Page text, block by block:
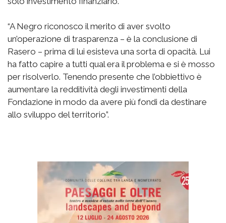
“A Negro riconosco il merito di aver svolto
un’operazione di trasparenza – è la conclusione di
Rasero – prima di lui esisteva una sorta di opacità. Lui
ha fatto capire a tutti qual era il problema e si è mosso
per risolverlo. Tenendo presente che l’obbiettivo è
aumentare la redditività degli investimenti della
Fondazione in modo da avere più fondi da destinare
allo sviluppo del territorio”.